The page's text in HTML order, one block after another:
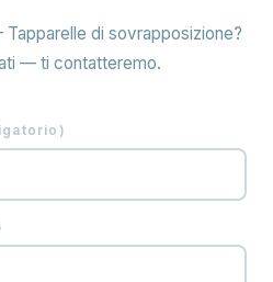
di sovrapposizione?
— ti contatteremo.
)